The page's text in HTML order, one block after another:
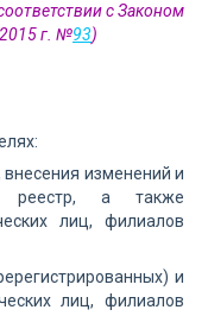
с Законом
г. №93)
изменений и
реестр, а также
лиц, филиалов
и
лиц, филиалов